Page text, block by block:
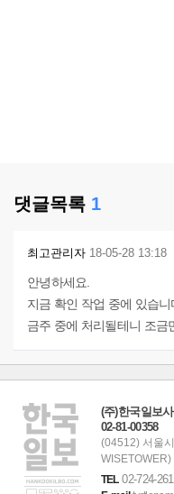
댓글목록 1
최고관리자 18-05-28 13:18
안녕하세요.
지금 확인 작업 중에 있습니
금주 중에 처리될테니 조금
(주)한국일보
02-81-00358
(04512) 서울
WISETOWER)
TEL02-724-